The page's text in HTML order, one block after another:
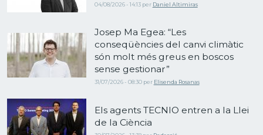
04/08/2026 - 14:13 per Daniel Altimiras
Josep Ma Egea: “Les
conseqüències del canvi climàtic
són molt més greus en boscos
sense gestionar”
31/07/2026 - 08:30 per Elisenda Rosanas
Els agents TECNIO entren a la Llei
de la Ciència